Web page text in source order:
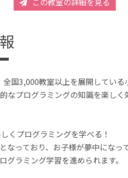
国3,000教室以上を展開している
プログラミングの知識を楽しく
くプログラミングを学べる！
っており、お子様が夢中になっ
ラミング学習を進められます。